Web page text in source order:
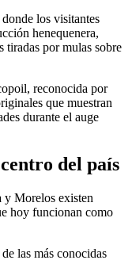
los visitantes
henequenera,
tiradas por mulas sobre
, reconocida por
que muestran
durante el auge
del país
y Morelos existen
hoy funcionan como
las más conocidas